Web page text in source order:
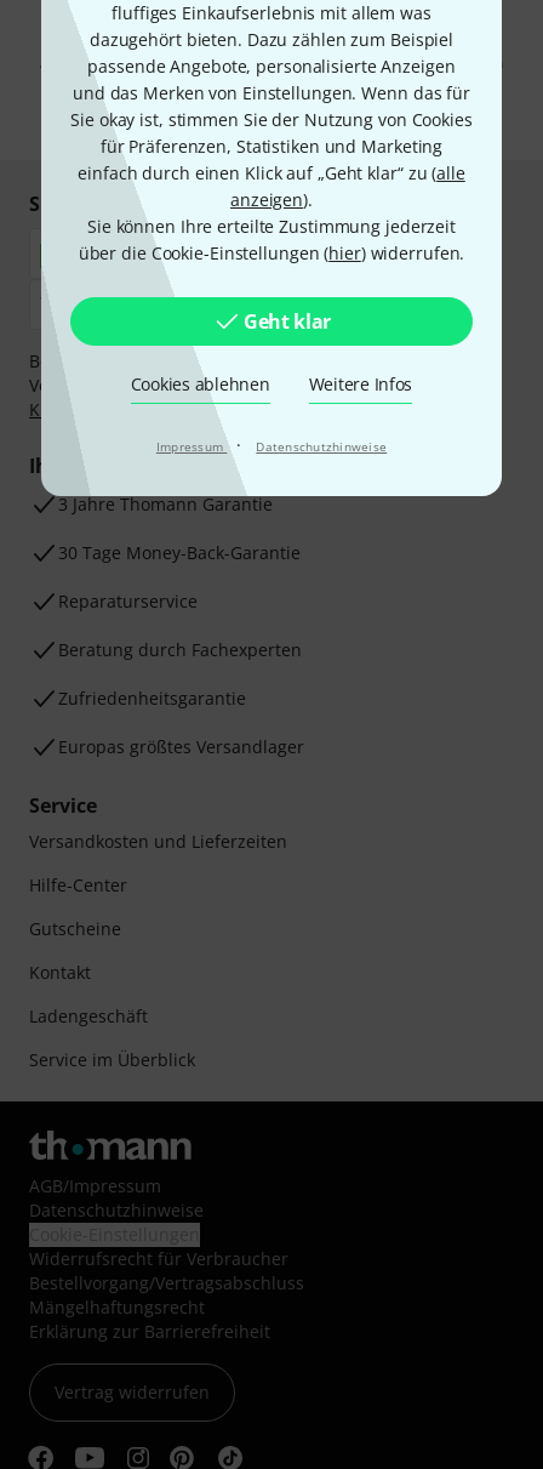
fluffiges Einkaufserlebnis mit allem was
dazugehört bieten. Dazu zählen zum Beispiel
passende Angebote, personalisierte Anzeigen
und das Merken von Einstellungen. Wenn das für
Sie okay ist, stimmen Sie der Nutzung von Cookies
für Präferenzen, Statistiken und Marketing
einfach durch einen Klick auf „Geht klar“ zu (alle
anzeigen).
Sie können Ihre erteilte Zustimmung jederzeit
über die Cookie-Einstellungen (hier) widerrufen.
Geht klar
Cookies ablehnen Weitere Infos
Impressum · Datenschutzhinweise
Mit Klick auf „Jetzt anmelden“ stimmen Sie dem Erhalt von E-Mail-
Werbung und einer Messung des E-Mail-Nutzungsverhaltens zu. Die
Abmeldung ist jederzeit möglich. Weitere Informationen finden Sie in
unseren
Datenschutzhinweisen
* Pflichtfeld
Sicher einkaufen & bezahlen
Bezahlen Sie vertraulich und sicher per Nachnahme,
Vorkasse, PayPal, Amazon Pay,
Klarna Sofort bezahlen
Klarna Ratenzahlungoder Kreditkarte.
Ihre Vorteile
3 Jahre Thomann Garantie
30 Tage Money-Back-Garantie
Reparaturservice
Beratung durch Fachexperten
Zufriedenheitsgarantie
Europas größtes Versandlager
Service
Versandkosten und Lieferzeiten
Hilfe-Center
Gutscheine
Kontakt
Ladengeschäft
Service im Überblick
AGB/Impressum
Datenschutzhinweise
Widerrufsrecht für Verbraucher
Bestellvorgang/Vertragsabschluss
Mängelhaftungsrecht
Erklärung zur Barrierefreiheit
Vertrag widerrufen